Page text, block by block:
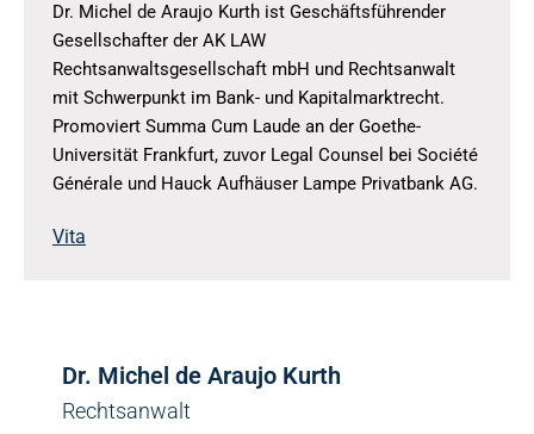
Dr. Michel de Araujo Kurth ist Geschäftsführender
Gesellschafter der AK LAW
Rechtsanwaltsgesellschaft mbH und Rechtsanwalt
mit Schwerpunkt im Bank- und Kapitalmarktrecht.
Promoviert Summa Cum Laude an der Goethe-
Universität Frankfurt, zuvor Legal Counsel bei Société
Générale und Hauck Aufhäuser Lampe Privatbank AG.
Vita
Dr. Michel de Araujo Kurth
Rechtsanwalt